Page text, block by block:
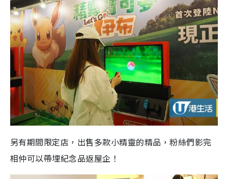
另有期間限定店，出售多款小精靈的精品，粉絲們影完
相仲可以帶埋紀念品返屋企！